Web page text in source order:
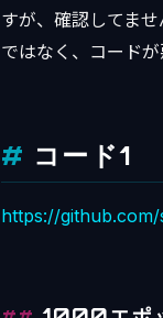
すが、確認してま
ではなく、コードが
コード1
https://